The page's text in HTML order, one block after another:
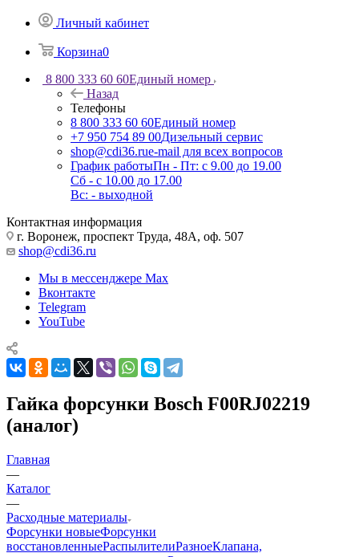
Личный кабинет
Корзина0
8 800 333 60 60Единый номер
Назад
Телефоны
8 800 333 60 60Единый номер
+7 950 754 89 00Дизельный сервис
shop@cdi36.rue-mail для всех вопросов
График работыПн - Пт: с 9.00 до 19.00
Сб - с 10.00 до 17.00
Вс: - выходной
Контактная информация
г. Воронеж, проспект Труда, 48А, оф. 507
shop@cdi36.ru
Мы в мессенджере Max
Вконтакте
Telegram
YouTube
Гайка форсунки Bosch F00RJ02219
(аналог)
Главная
—
Каталог
—
Расходные материалы
Форсунки новыеФорсунки
восстановленныеРаспылителиРазноеКлапана,